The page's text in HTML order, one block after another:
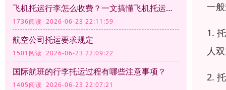
飞机托运行李怎么收费？一文搞懂飞机托运行李计费规则
1736阅读 2026-06-23 22:11:59
航空公司托运要求规定
1501阅读 2026-06-23 22:09:22
国际航班的行李托运过程有哪些注意事项？
1405阅读 2026-06-23 22:07:21
一
1.
人
2.